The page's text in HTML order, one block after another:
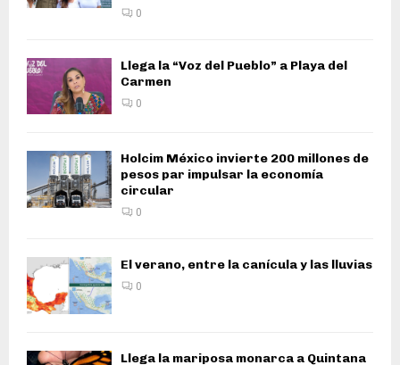
0
Llega la “Voz del Pueblo” a Playa del
Carmen
0
Holcim México invierte 200 millones de
pesos par impulsar la economía
circular
0
El verano, entre la canícula y las lluvias
0
Llega la mariposa monarca a Quintana